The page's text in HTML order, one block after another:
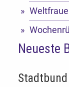
Neueste